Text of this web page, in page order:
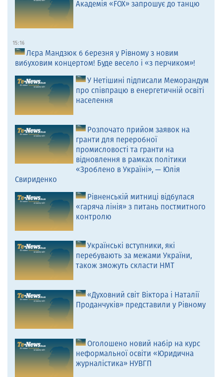
Академія «FOX» запрошує до танцю
15:16
Лєра Мандзюк 6 березня у Рівному з новим
вибуховим концертом! Буде весело і «з перчиком»!
У Нетішині підписали Меморандум
про співпрацю в енергетичній освіті
населення
Розпочато прийом заявок на
гранти для переробної
промисловості та гранти на
відновлення в рамках політики
«Зроблено в Україні», — Юлія
Свириденко
Рівненській митниці відбулася
«гаряча лінія» з питань постмитного
контролю
Українські вступники, які
перебувають за межами України,
також зможуть скласти НМТ
«Духовний світ Віктора і Наталії
Проданчуків» представили у Рівному
Оголошено новий набір на курс
неформальної освіти «Юридична
журналістика» НУВГП